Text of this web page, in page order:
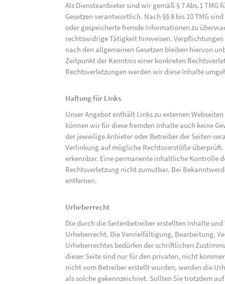
Als Diensteanbieter sind wir gemäß § 7 Abs.1
Gesetzen verantwortlich. Nach §§ 8 bis 10 TMG
oder gespeicherte fremde Informationen zu
rechtswidrige Tätigkeit hinweisen.
nach den allgemeinen Gesetzen bleiben hiervon
Zeitpunkt der Kenntnis einer konkreten
Rechtsverletzungen werden wir diese Inhalte
Haftung für Links
Unser Angebot enthält Links zu externen
können wir für diese fremden Inhalte auch keine
der jeweilige Anbieter oder Betreiber der Seiten
Verlinkung auf mögliche Rechtsverstöße
erkennbar. Eine permanente inhaltliche Kontrolle
Rechtsverletzung nicht zumutbar. Bei
entfernen.
Urheberrecht
Die durch die Seitenbetreiber erstellten Inhalte
Urheberrecht. Die Vervielfältigung, Bearbeitung,
Urheberrechtes bedürfen der schriftlichen
dieser Seite sind nur für den privaten, nicht
nicht vom Betreiber erstellt wurden, werden die
als solche gekennzeichnet. Sollten Sie trotzdem